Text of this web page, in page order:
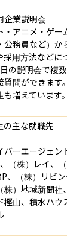
企業説明会
アニメ・ゲー
公務員など）か
用方法などに
の説明会で複
問ができます
増えています。
の主な就職先
ーエージェン
（株）レイ、
、（株）リビン
）地域新聞社
樫山、積水ハウ